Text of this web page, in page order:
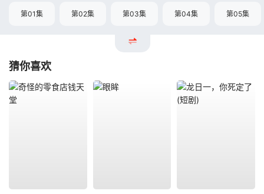
第01集 第02集 第03集 第04集 第05集
猜你喜欢